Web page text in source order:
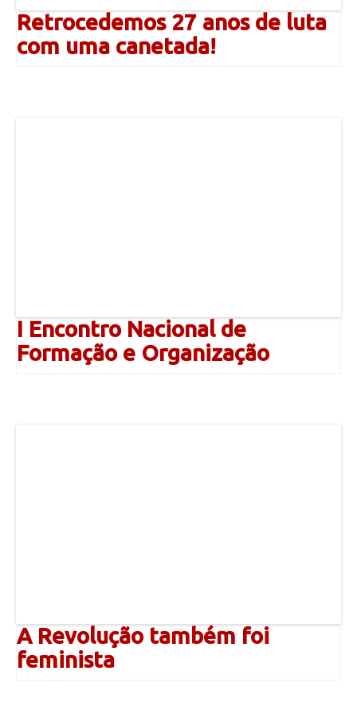
Retrocedemos 27 anos de luta
com uma canetada!
I Encontro Nacional de
Formação e Organização
A Revolução também foi
feminista